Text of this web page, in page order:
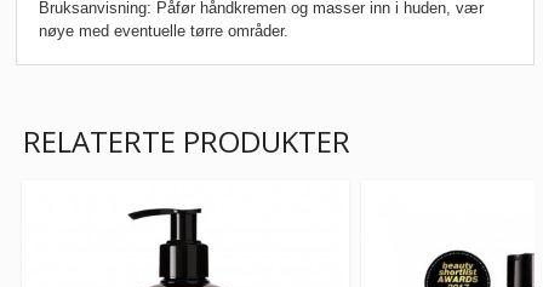
Bruksanvisning: Påfør håndkremen og masser inn i huden, vær
nøye med eventuelle tørre områder.
RELATERTE PRODUKTER